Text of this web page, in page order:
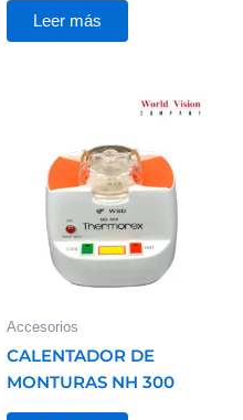
Leer más
Accesorios
CALENTADOR DE
MONTURAS NH 300